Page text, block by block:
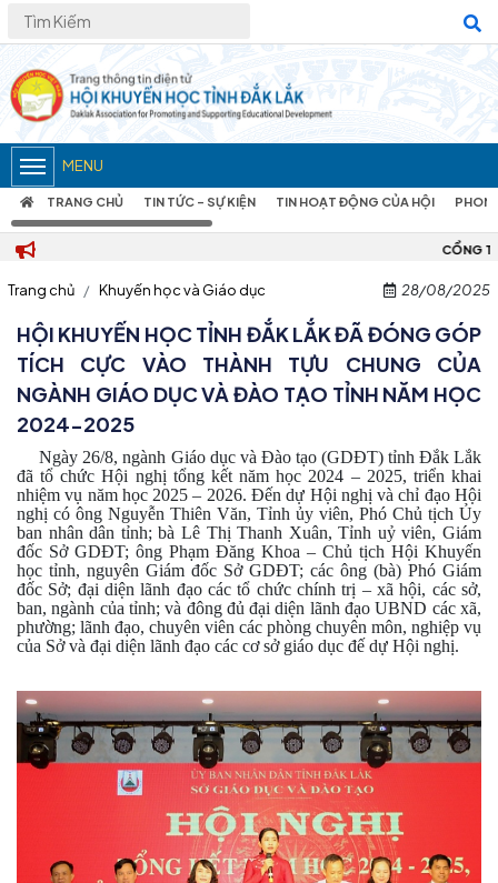
MENU
TRANG CHỦ TIN TỨC – SỰ KIỆN TIN HOẠT ĐỘNG CỦA HỘI
CỔNG THÔNG TIN ĐIỆN TỬ HỘI
Trang chủ Khuyến học và Giáo dục 28/08/2025
HỘI KHUYẾN HỌC TỈNH ĐẮK LẮK ĐÃ ĐÓNG GÓP
TÍCH CỰC VÀO THÀNH TỰU CHUNG CỦA
NGÀNH GIÁO DỤC VÀ ĐÀO TẠO TỈNH NĂM HỌC
2024-2025
Ngày 26/8, ngành Giáo dục và Đào tạo (GDĐT) tỉnh Đắk Lắk
đã tổ chức Hội nghị tổng kết năm học 2024 – 2025, triển khai
nhiệm vụ năm học 2025 – 2026. Đến dự Hội nghị và chỉ đạo Hội
nghị có ông Nguyễn Thiên Văn, Tỉnh ủy viên, Phó Chủ tịch Ủy
ban nhân dân tỉnh; bà Lê Thị Thanh Xuân, Tỉnh uỷ viên, Giám
đốc Sở GDĐT; ông Phạm Đăng Khoa – Chủ tịch Hội Khuyến
học tỉnh, nguyên Giám đốc Sở GDĐT; các ông (bà) Phó Giám
đốc Sở; đại diện lãnh đạo các tổ chức chính trị – xã hội, các sở,
ban, ngành của tỉnh; và đông đủ đại diện lãnh đạo UBND các xã,
phường; lãnh đạo, chuyên viên các phòng chuyên môn, nghiệp vụ
của Sở và đại diện lãnh đạo các cơ sở giáo dục đế dự Hội nghị.